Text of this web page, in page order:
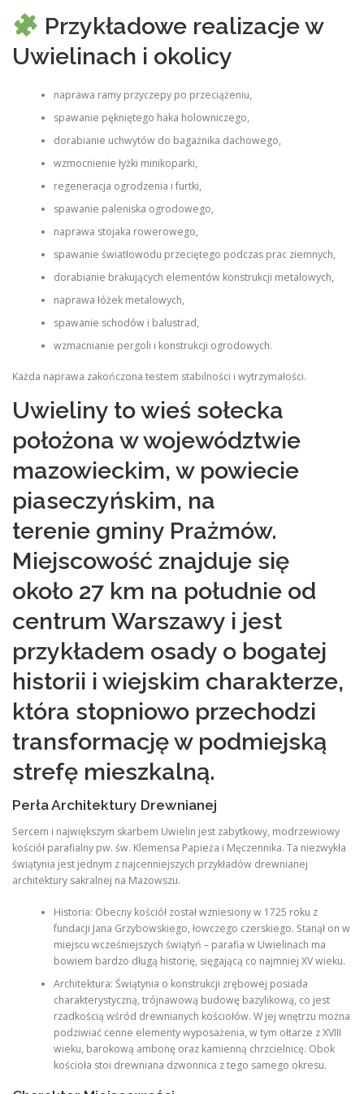
Przykładowe realizacje w
Uwielinach i okolicy
naprawa ramy przyczepy po przeciążeniu,
spawanie pękniętego haka holowniczego,
dorabianie uchwytów do bagażnika dachowego,
wzmocnienie łyżki minikoparki,
regeneracja ogrodzenia i furtki,
spawanie paleniska ogrodowego,
naprawa stojaka rowerowego,
spawanie światłowodu przeciętego podczas prac ziemnych,
dorabianie brakujących elementów konstrukcji metalowych,
naprawa łóżek metalowych,
spawanie schodów i balustrad,
wzmacnianie pergoli i konstrukcji ogrodowych.
Każda naprawa zakończona testem stabilności i wytrzymałości.
Uwieliny to wieś sołecka
położona w województwie
mazowieckim, w powiecie
piaseczyńskim, na
terenie gminy Prażmów.
Miejscowość znajduje się
około 27 km na południe od
centrum Warszawy i jest
przykładem osady o bogatej
historii i wiejskim charakterze,
która stopniowo przechodzi
transformację w podmiejską
strefę mieszkalną.
Perła Architektury Drewnianej
Sercem i największym skarbem Uwielin jest zabytkowy, modrzewiowy
kościół parafialny pw. św. Klemensa Papieża i Męczennika. Ta niezwykła
świątynia jest jednym z najcenniejszych przykładów drewnianej
architektury sakralnej na Mazowszu.
Historia: Obecny kościół został wzniesiony w 1725 roku z
fundacji Jana Grzybowskiego, łowczego czerskiego. Stanął on w
miejscu wcześniejszych świątyń – parafia w Uwielinach ma
bowiem bardzo długą historię, sięgającą co najmniej XV wieku.
Architektura: Świątynia o konstrukcji zrębowej posiada
charakterystyczną, trójnawową budowę bazylikową, co jest
rzadkością wśród drewnianych kościołów. W jej wnętrzu można
podziwiać cenne elementy wyposażenia, w tym ołtarze z XVIII
wieku, barokową ambonę oraz kamienną chrzcielnicę. Obok
kościoła stoi drewniana dzwonnica z tego samego okresu.